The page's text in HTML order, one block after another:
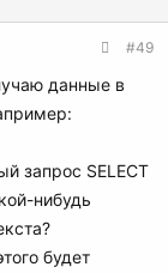
#49
данные в
запрос SELECT
нибудь
будет